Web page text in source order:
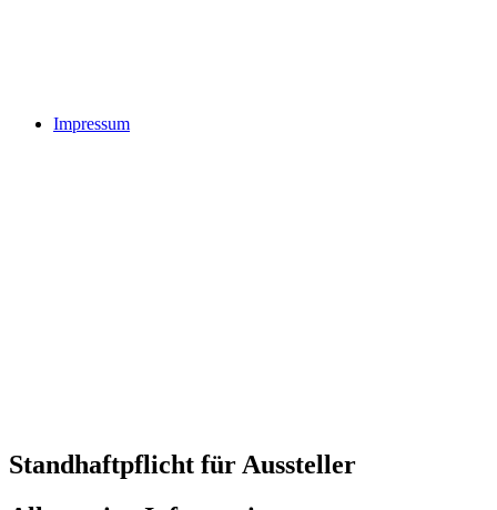
Impressum
Standhaftpflicht für Aussteller